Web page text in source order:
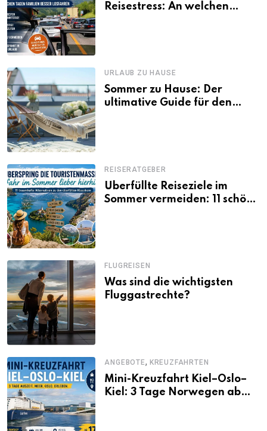
Reisestress: An welchen
URLAUB ZU HAUSE
Sommer zu Hause: Der
ultimative Guide für den
REISERATGEBER
Überfüllte Reiseziele im
Sommer vermeiden: 11 schöne
FLUGREISEN
Was sind die wichtigsten
Fluggastrechte?
ANGEBOTE, KREUZFAHRTEN
Mini-Kreuzfahrt Kiel–Oslo–
Kiel: 3 Tage Norwegen ab